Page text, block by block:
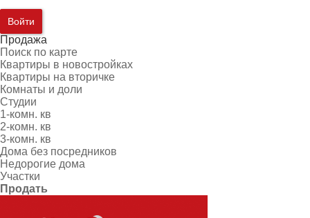
Войти
Продажа
Поиск по карте
Квартиры в новостройках
Квартиры на вторичке
Комнаты и доли
Студии
1-комн. кв
2-комн. кв
3-комн. кв
Дома без посредников
Недорогие дома
Участки
Продать